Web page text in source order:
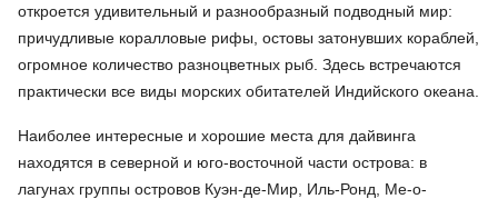
откроется удивительный и разнообразный подводный мир:
причудливые коралловые рифы, остовы затонувших кораблей,
огромное количество разноцветных рыб. Здесь встречаются
практически все виды морских обитателей Индийского океана.
Наиболее интересные и хорошие места для дайвинга
находятся в северной и юго-восточной части острова: в
лагунах группы островов Куэн-де-Мир, Иль-Ронд, Ме-о-